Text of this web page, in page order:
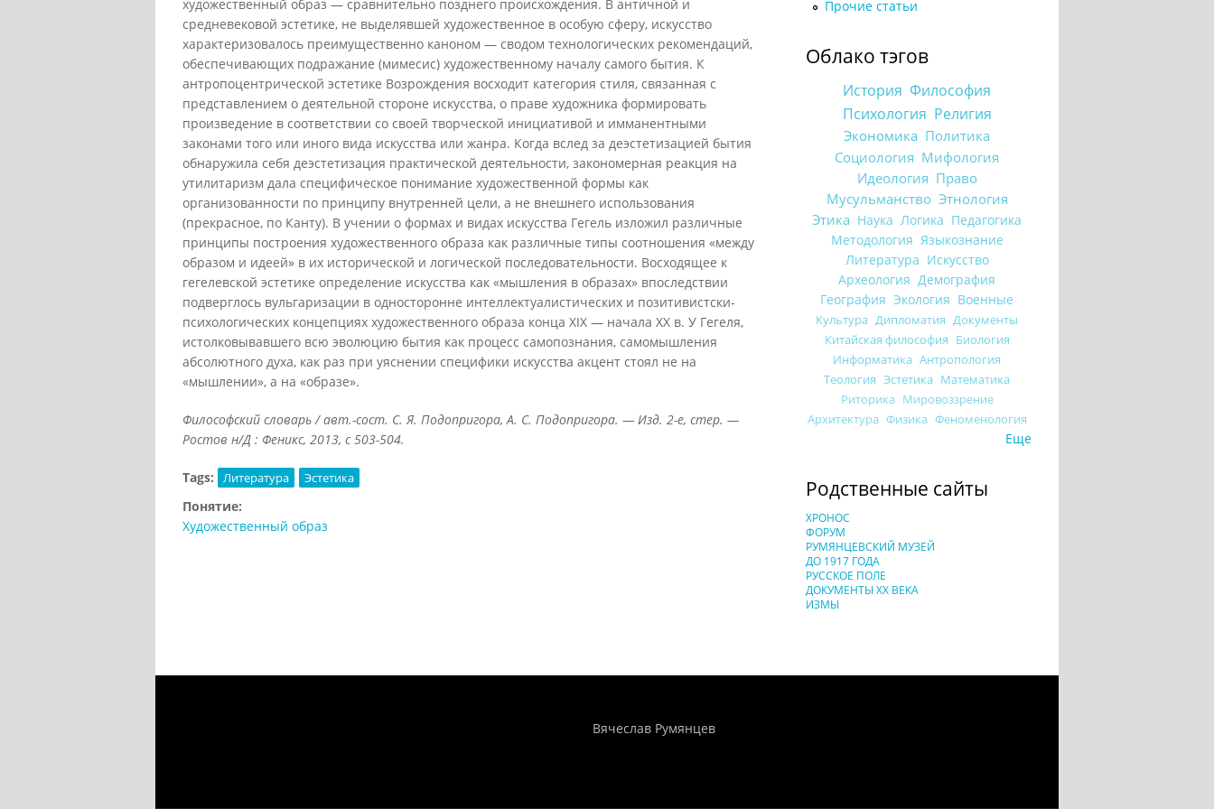
художественный образ — сравнительно позднего происхождения. В античной и
средневековой эстетике, не выделявшей художественное в особую сферу, искусство
характеризовалось преимущественно каноном — сводом технологических рекомендаций,
обеспечивающих подражание (мимесис) художественному началу самого бытия. К
антропоцентрической эстетике Возрождения восходит категория стиля, связанная с
представлением о деятельной стороне искусства, о праве художника формировать
произведение в соответствии со своей творческой инициативой и имманентными
законами того или иного вида искусства или жанра. Когда вслед за деэстетизацией бытия
обнаружила себя деэстетизация практической деятельности, закономерная реакция на
утилитаризм дала специфическое понимание художественной формы как
организованности по принципу внутренней цели, а не внешнего использования
(прекрасное, по Канту). В учении о формах и видах искусства Гегель изложил различные
принципы построения художественного образа как различные типы соотношения «между
образом и идеей» в их исторической и логической последовательности. Восходящее к
гегелевской эстетике определение искусства как «мышления в образах» впоследствии
подверглось вульгаризации в односторонне интеллектуалистических и позитивистски-
психологических концепциях художественного образа конца XIX — начала XX в. У Гегеля,
истолковывавшего всю эволюцию бытия как процесс самопознания, самомышления
абсолютного духа, как раз при уяснении специфики искусства акцент стоял не на
«мышлении», а на «образе».
Философский словарь / авт.-сост. С. Я. Подопригора, А. С. Подопригора. — Изд. 2-е, стер. —
Ростов н/Д : Феникс, 2013, с 503-504.
Tags: Литература Эстетика
Понятие:
Художественный образ
Прочие статьи
Облако тэгов
История Философия
Психология Религия
Экономика Политика
Социология Мифология
Идеология Право
Мусульманство Этнология
Этика Наука Логика Педагогика
Методология Языкознание
Литература Искусство
Археология Демография
География Экология Военные
Культура Дипломатия Документы
Китайская философия Биология
Информатика Антропология
Теология Эстетика Математика
Риторика Мировоззрение
Архитектура Физика Феноменология
Еще
Родственные сайты
ХРОНОС
ФОРУМ
РУМЯНЦЕВСКИЙ МУЗЕЙ
ДО 1917 ГОДА
РУССКОЕ ПОЛЕ
ДОКУМЕНТЫ XX ВЕКА
ИЗМЫ
Вячеслав Румянцев